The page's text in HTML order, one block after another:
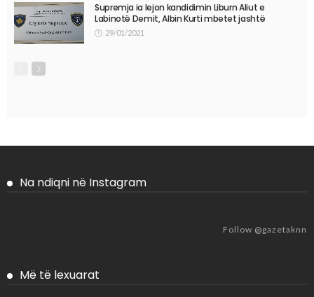
Supremja ia lejon kandidimin Liburn Aliut e
Labinotë Demit, Albin Kurti mbetet jashtë
29/01/2021
Na ndiqni në Instagram
Follow @gazetaknn
Më të lexuarat